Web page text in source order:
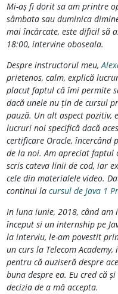
Mi-aș fi dorit sa am printre
sâmbata sau duminica
mai încărcate, este dificil să
18:00, intervine oboseala.
Despre instructorul meu,
prietenos, calm, explică
placut faptul că îmi permite
dacă unele nu țin de cursul
pauză. Un alt aspect pozitiv,
lucruri noi specifică dacă
certificare Oracle, încercând
de la noi. Am apreciat faptul
scris cateva linii de cod, iar
cele din materialele video.
continui la cursul de Java 1
In luna iunie, 2018, când am
început si un internship pe
la interviu, le-am povestit
un curs la Telecom
pentru că auziseră despre
buna despre ea. Eu cred că
decizia de a mă accepta.